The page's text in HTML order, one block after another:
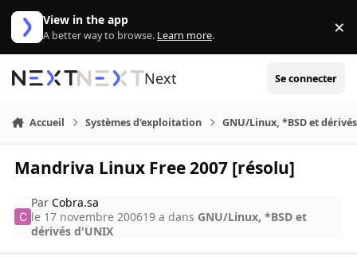
Aller au contenu
View in the app
A better way to browse. Learn more. ×
Next Se connecter
Accueil Systèmes d'exploitation GNU/Linux, *BSD et
Mandriva Linux Free 2007 [résolu]
ParCobra.sa
le 17 novembre 200619 a dans GNU/Linux, *BSD et
dérivés d'UNIX